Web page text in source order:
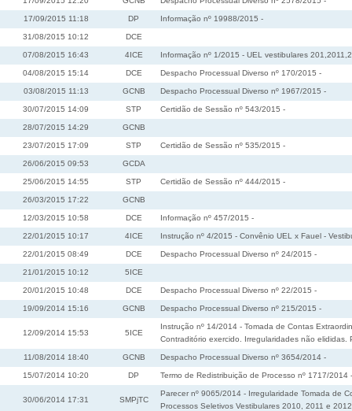
17/09/2015 11:18 DP Informação nº 19988/2015 -
31/08/2015 10:12 DCE
07/08/2015 16:43 4ICE Informação nº 1/2015 - UEL vestibulares
04/08/2015 15:14 DCE Despacho Processual Diverso nº 170/2015 -
03/08/2015 11:13 GCNB Despacho Processual Diverso nº 1967/2015 -
30/07/2015 14:09 STP Certidão de Sessão nº 543/2015 -
28/07/2015 14:29 GCNB
23/07/2015 17:09 STP Certidão de Sessão nº 535/2015 -
26/06/2015 09:53 GCDA
25/06/2015 14:55 STP Certidão de Sessão nº 444/2015 -
26/03/2015 17:22 GCNB
12/03/2015 10:58 DCE Informação nº 457/2015 -
22/01/2015 10:17 4ICE Instrução nº 4/2015 - Convênio UEL x Fauel -
22/01/2015 08:49 DCE Despacho Processual Diverso nº 24/2015 -
21/01/2015 10:12 5ICE
20/01/2015 10:48 DCE Despacho Processual Diverso nº 22/2015 -
19/09/2014 15:16 GCNB Despacho Processual Diverso nº 215/2015 -
12/09/2014 15:53 5ICE
Instrução nº 14/2014 - Tomada de Contas
Contraditório exercido. Irregularidades não
11/08/2014 18:40 GCNB Despacho Processual Diverso nº 3654/2014 -
15/07/2014 10:20 DP Termo de Redistribuição de Processo nº 1717/2014 -
30/06/2014 17:31 SMPjTC
Parecer nº 9065/2014 - Irregularidade Tomada de
Processos Seletivos Vestibulares 2010, 2011 e